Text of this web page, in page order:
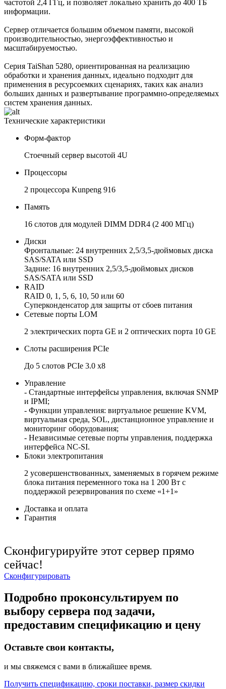
частотой 2,4 ГГц, и позволяет локально хранить до 400 ТБ
информации.
Сервер отличается большим объемом памяти, высокой
производительностью, энергоэффективностью и
масштабируемостью.
Серия TaiShan 5280, ориентированная на реализацию
обработки и хранения данных, идеально подходит для
применения в ресурсоемких сценариях, таких как анализ
больших данных и развертывание программно-определяемых
систем хранения данных.
Технические характеристики
Форм-фактор
Стоечный сервер высотой 4U
Процессоры
2 процессора Kunpeng 916
Память
16 слотов для модулей DIMM DDR4 (2 400 МГц)
Диски
Фронтальные: 24 внутренних 2,5/3,5-дюймовых диска
SAS/SATA или SSD
Задние: 16 внутренних 2,5/3,5-дюймовых дисков
SAS/SATA или SSD
RAID
RAID 0, 1, 5, 6, 10, 50 или 60
Суперконденсатор для защиты от сбоев питания
Сетевые порты LOM
2 электрических порта GE и 2 оптических порта 10 GE
Слоты расширения PCIe
До 5 слотов PCIe 3.0 x8
Управление
- Стандартные интерфейсы управления, включая SNMP
и IPMI;
- Функции управления: виртуальное решение KVM,
виртуальная среда, SOL, дистанционное управление и
мониторинг оборудования;
- Независимые сетевые порты управления, поддержка
интерфейса NC-SI.
Блоки электропитания
2 усовершенствованных, заменяемых в горячем режиме
блока питания переменного тока на 1 200 Вт с
поддержкой резервирования по схеме «1+1»
Доставка и оплата
Гарантия
Сконфигурируйте этот сервер прямо
сейчас!
Сконфигурировать
Подробно проконсультируем по
выбору сервера под задачи,
предоставим спецификацию и цену
Оставьте свои контакты,
и мы свяжемся с вами в ближайшее время.
Получить спецификацию, сроки поставки, размер скидки